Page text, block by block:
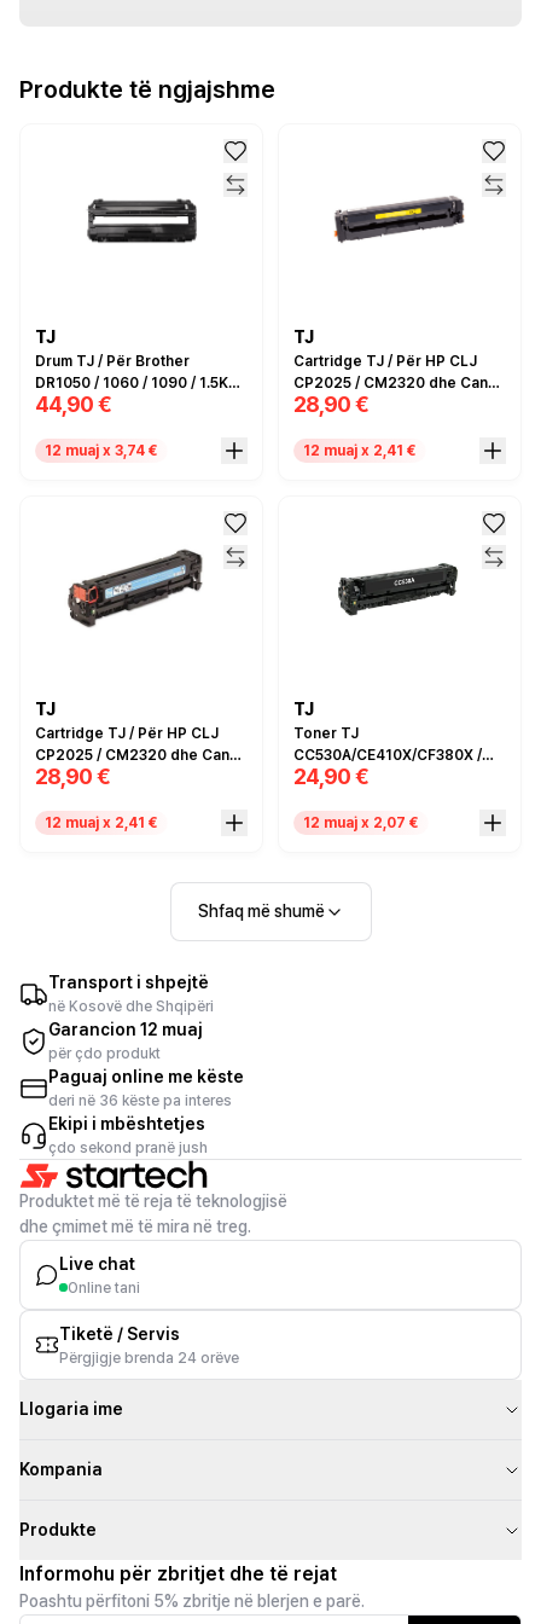
Produkte të ngjajshme
TJ
Drum TJ / Për Brother
DR1050 / 1060 / 1090 / 1.5K
faqe / Compatible
44,90 €
12 muaj x 3,74 €
TJ
Cartridge TJ / Për HP CLJ
CP2025 / CM2320 dhe Canon
MF8350 / Zëvendësim për
CC532A / CE412A / CF382A / I
28,90 €
12 muaj x 2,41 €
TJ
Cartridge TJ / Për HP CLJ
CP2025 / CM2320 dhe Canon
MF8350 / Zëvendësim për
/ CE411A / CF381A / Cyan /
28,90 €
12 muaj x 2,41 €
TJ
Toner TJ
CC530A/CE410X/CF380X /
Për HP Color laserJet CP /
laserJet Pro M MFP /
LaserJet Enterprise 400
color M / MFP M475dn dhe
24,90 €
12 muaj x 2,07 €
Shfaq më shumë
Transport i shpejtë
në Kosovë dhe Shqipëri
Garancion 12 muaj
për çdo produkt
Paguaj online me këste
deri në 36 këste pa interes
Ekipi i mbështetjes
çdo sekond pranë jush
Produktet më të reja të teknologjisë
dhe çmimet më të mira në treg.
Live chat
Online tani
Tiketë / Servis
Përgjigje brenda 24 orëve
Llogaria ime
Kompania
Produkte
Informohu për zbritjet dhe të rejat
Poashtu përfitoni 5% zbritje në blerjen e parë.